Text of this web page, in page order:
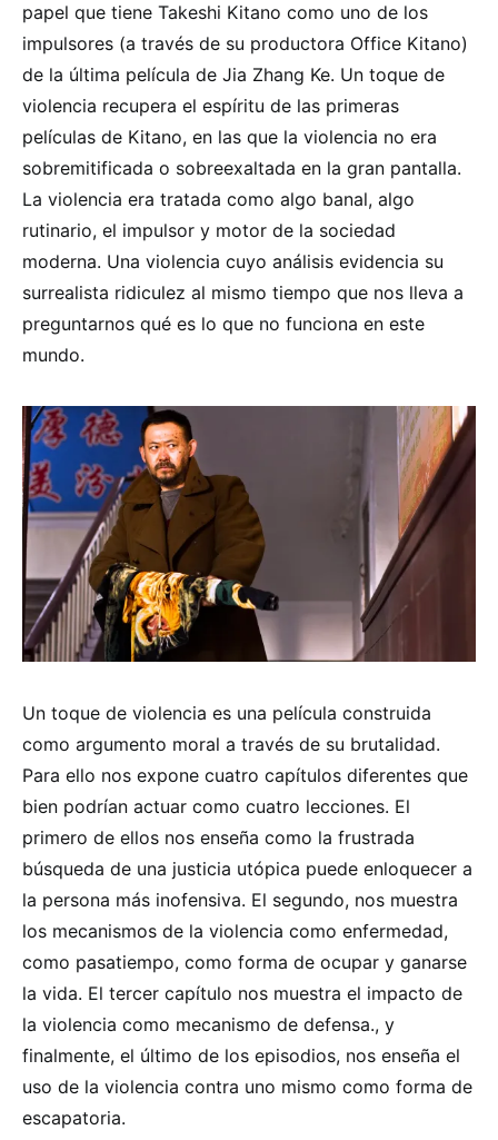
papel que tiene Takeshi Kitano como uno de los
impulsores (a través de su productora Office Kitano)
de la última película de Jia Zhang Ke. Un toque de
violencia recupera el espíritu de las primeras
películas de Kitano, en las que la violencia no era
sobremitificada o sobreexaltada en la gran pantalla.
La violencia era tratada como algo banal, algo
rutinario, el impulsor y motor de la sociedad
moderna. Una violencia cuyo análisis evidencia su
surrealista ridiculez al mismo tiempo que nos lleva a
preguntarnos qué es lo que no funciona en este
mundo.
Un toque de violencia es una película construida
como argumento moral a través de su brutalidad.
Para ello nos expone cuatro capítulos diferentes que
bien podrían actuar como cuatro lecciones. El
primero de ellos nos enseña como la frustrada
búsqueda de una justicia utópica puede enloquecer a
la persona más inofensiva. El segundo, nos muestra
los mecanismos de la violencia como enfermedad,
como pasatiempo, como forma de ocupar y ganarse
la vida. El tercer capítulo nos muestra el impacto de
la violencia como mecanismo de defensa., y
finalmente, el último de los episodios, nos enseña el
uso de la violencia contra uno mismo como forma de
escapatoria.